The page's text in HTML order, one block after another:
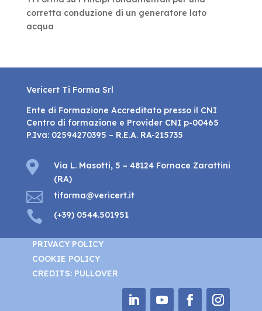
corretta conduzione di un generatore lato
acqua
Vericert Ti Forma Srl
Ente di Formazione Accreditato presso il CNI
Centro di formazione e Provider CNI p-00465
P.Iva: 02594270395 – R.E.A. RA-215735

Via L. Masotti, 5 – 48124 Fornace Zarattini
(RA)
 tiforma@vericert.it
 (+39) 0544.501951
PRIVACY POLICY
COOKIE POLICY
CREDITS: PULLOVER